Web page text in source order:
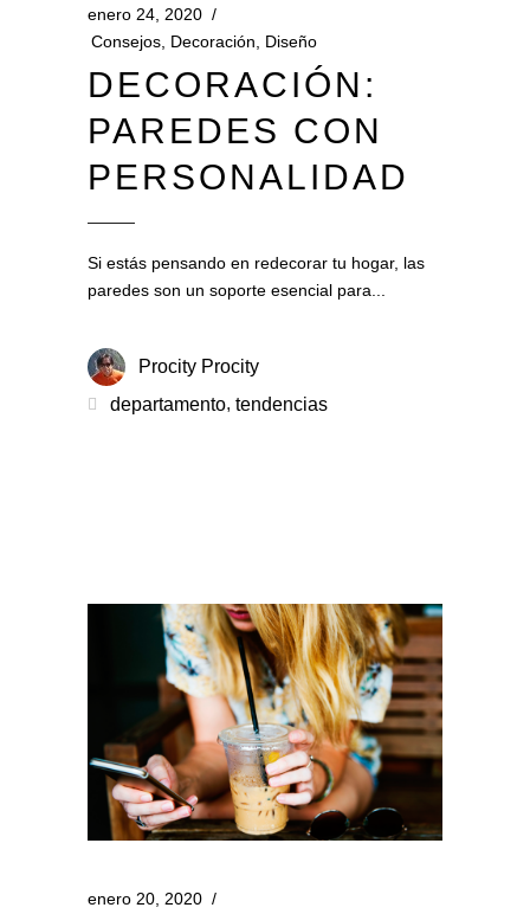
enero 24, 2020
Consejos Decoración Diseño
DECORACIÓN:
PAREDES CON
PERSONALIDAD
Si estás pensando en redecorar tu hogar, las
paredes son un soporte esencial para
Procity Procity
departamento, tendencias
enero 20, 2020